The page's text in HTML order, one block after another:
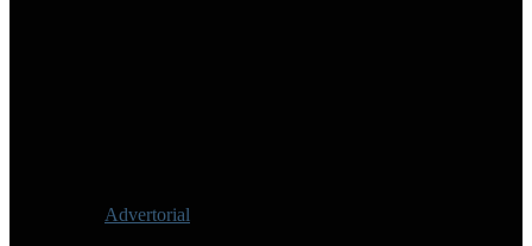
Advertorial